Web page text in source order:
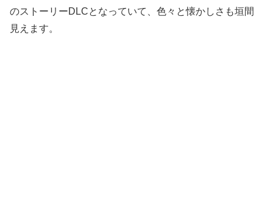
のストーリーDLCとなっていて、色々と懐かしさも垣間
見えます。